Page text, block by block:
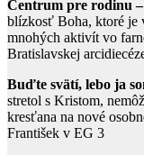
Centrum pre rodinu
blízkosť Boha, ktoré je
mnohých aktivít vo
Bratislavskej
Buďte svätí, lebo ja
stretol s Kristom,
kresťana na nové
František v EG 3